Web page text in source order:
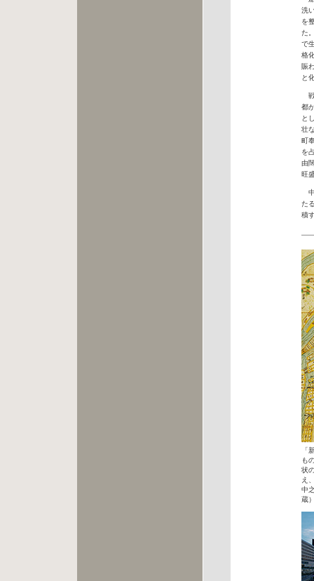
洗
を
た
で
格
賑
と
戦
都
と
壮
町
を
由
旺
中
た
積
「
も
状
え
中
蔵